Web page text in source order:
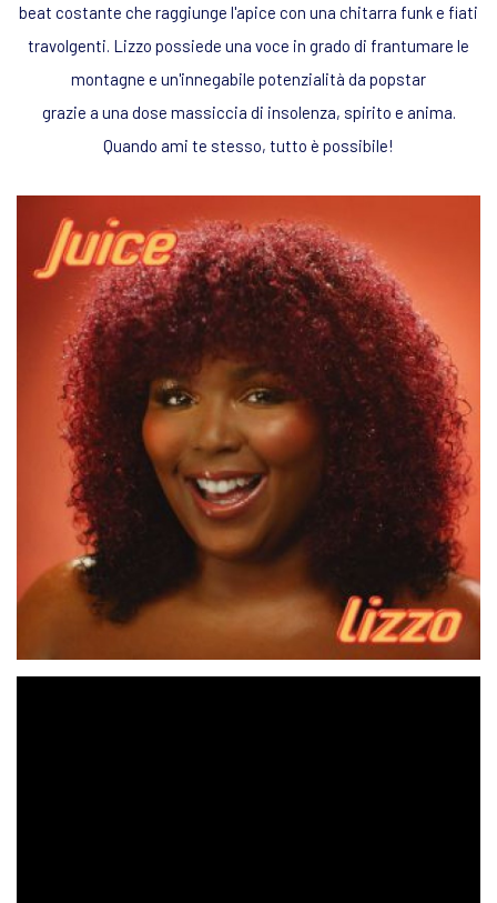
beat costante che raggiunge l'apice con una chitarra funk e fiati
travolgenti. Lizzo possiede una voce in grado di frantumare le
montagne e un'innegabile potenzialità da popstar
grazie a una dose massiccia di insolenza, spirito e anima.
Quando ami te stesso, tutto è possibile!